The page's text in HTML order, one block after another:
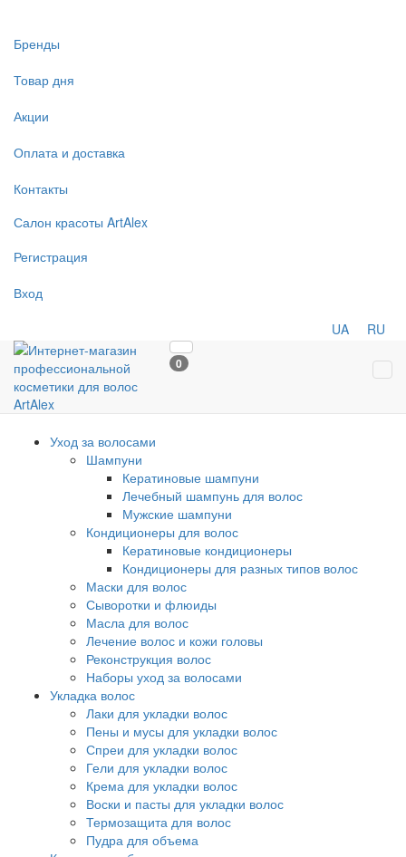
Бренды
Товар дня
Акции
Оплата и доставка
Контакты
Салон красоты ArtAlex
Регистрация
Вход
UA RU
0
Уход за волосами
Шампуни
Кератиновые шампуни
Лечебный шампунь для волос
Мужские шампуни
Кондиционеры для волос
Кератиновые кондиционеры
Кондиционеры для разных типов волос
Маски для волос
Сыворотки и флюиды
Масла для волос
Лечение волос и кожи головы
Реконструкция волос
Наборы уход за волосами
Укладка волос
Лаки для укладки волос
Пены и мусы для укладки волос
Спреи для укладки волос
Гели для укладки волос
Крема для укладки волос
Воски и пасты для укладки волос
Термозащита для волос
Пудра для объема